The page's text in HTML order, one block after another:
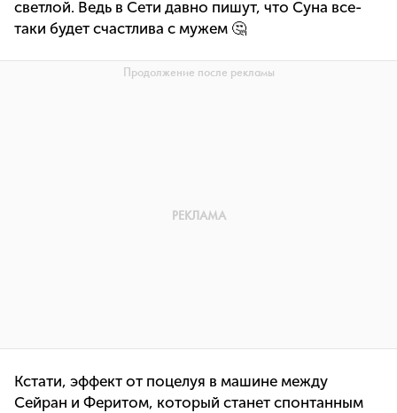
светлой. Ведь в Сети давно пишут, что Суна все-
таки будет счастлива с мужем 🤔
Кстати, эффект от поцелуя в машине между
Сейран и Феритом, который станет спонтанным